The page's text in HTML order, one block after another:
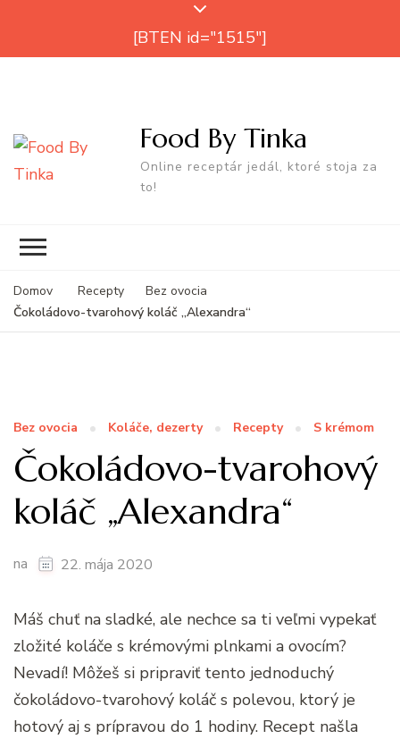
[BTEN id="1515"]
Food By Tinka
Online receptár jedál, ktoré stoja za
to!
Domov Recepty
Bez ovocia
Čokoládovo-tvarohový koláč „Alexandra“
Bez ovocia Koláče, dezerty Recepty S krémom
Čokoládovo-tvarohový
koláč „Alexandra“
na 22. mája 2020
Máš chuť na sladké, ale nechce sa ti veľmi vypekať
zložité koláče s krémovými plnkami a ovocím?
Nevadí! Môžeš si pripraviť tento jednoduchý
čokoládovo-tvarohový koláč s polevou, ktorý je
hotový aj s prípravou do 1 hodiny. Recept našla